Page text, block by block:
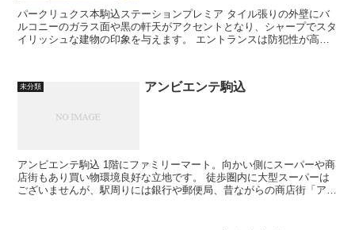
パークリュクス本駒込ステーションプレミア タイル張りの外壁にバ
ルコニーのガラス面や黒の軒天がアクセントとなり、シャープでスタ
イリッシュな建物の印象を与えます。 エントランスは防犯性が高ま
未分類 アンビエンテ駒込
アンビエンテ駒込 1階にファミリーマート。向かい側にスーパーや商
店街もあり買い物環境良好な立地です。 徒歩圏内に大型スーパーは
ございませんが、駅周りには銀行や郵便局、昔ながらの商店街「アザ